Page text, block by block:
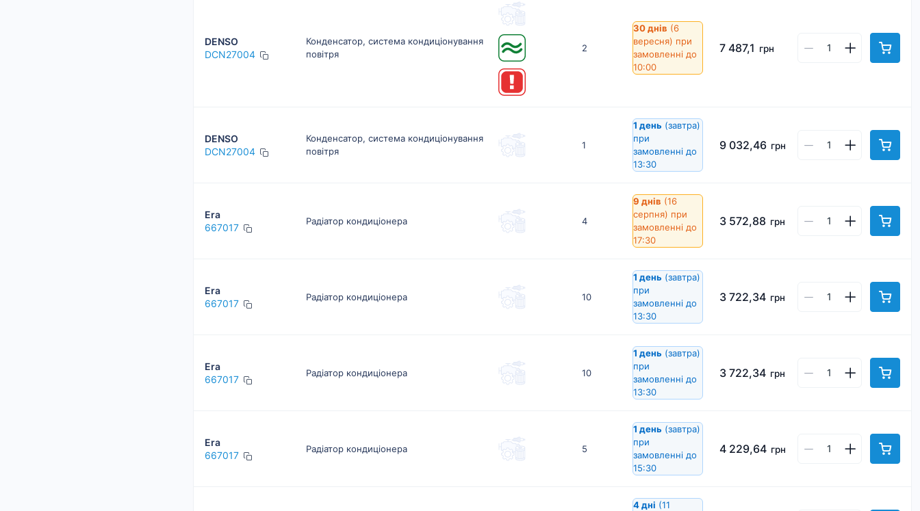
DENSO
DCN27004
Конденсатор, система кондиціонування
повітря
2
30 днів (6
вересня) при
замовленні до
10:00
7 487,1 грн
DENSO
DCN27004
Конденсатор, система кондиціонування
повітря
1
1 день (завтра)
при
замовленні до
13:30
9 032,46 грн
Era
667017
Радіатор кондиціонера 4
9 днів (16
серпня) при
замовленні до
17:30
3 572,88 грн
Era
667017
Радіатор кондиціонера 10
1 день (завтра)
при
замовленні до
13:30
3 722,34 грн
Era
667017
Радіатор кондиціонера 10
1 день (завтра)
при
замовленні до
13:30
3 722,34 грн
Era
667017
Радіатор кондиціонера 5
1 день (завтра)
при
замовленні до
15:30
4 229,64 грн
4 дні (11